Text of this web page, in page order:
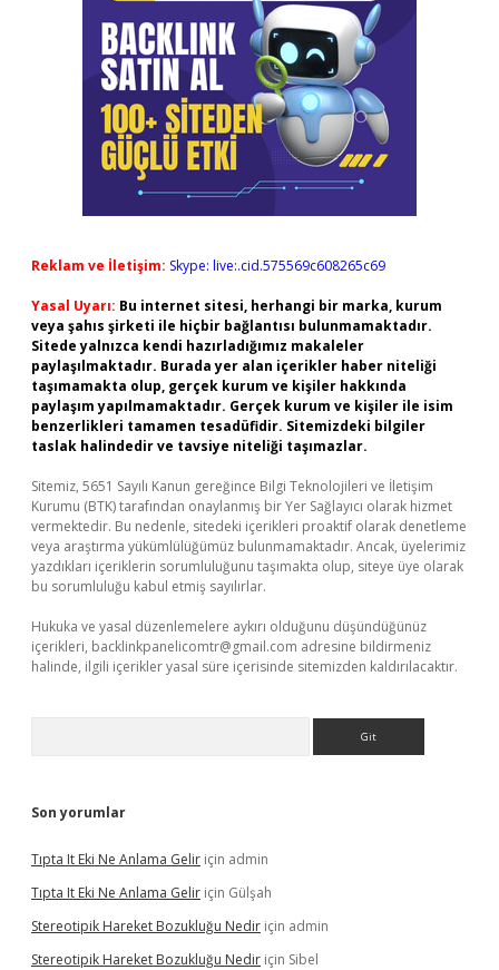
Reklam ve İletişim: Skype: live:.cid.575569c608265c69
Yasal Uyarı: Bu internet sitesi, herhangi bir marka, kurum
veya şahıs şirketi ile hiçbir bağlantısı bulunmamaktadır.
Sitede yalnızca kendi hazırladığımız makaleler
paylaşılmaktadır. Burada yer alan içerikler haber niteliği
taşımamakta olup, gerçek kurum ve kişiler hakkında
paylaşım yapılmamaktadır. Gerçek kurum ve kişiler ile isim
benzerlikleri tamamen tesadüfidir. Sitemizdeki bilgiler
taslak halindedir ve tavsiye niteliği taşımazlar.
Sitemiz, 5651 Sayılı Kanun gereğince Bilgi Teknolojileri ve İletişim
Kurumu (BTK) tarafından onaylanmış bir Yer Sağlayıcı olarak hizmet
vermektedir. Bu nedenle, sitedeki içerikleri proaktif olarak denetleme
veya araştırma yükümlülüğümüz bulunmamaktadır. Ancak, üyelerimiz
yazdıkları içeriklerin sorumluluğunu taşımakta olup, siteye üye olarak
bu sorumluluğu kabul etmiş sayılırlar.
Hukuka ve yasal düzenlemelere aykırı olduğunu düşündüğünüz
içerikleri, backlinkpanelicomtr@gmail.com adresine bildirmeniz
halinde, ilgili içerikler yasal süre içerisinde sitemizden kaldırılacaktır.
Son yorumlar
Tıpta It Eki Ne Anlama Gelir için admin
Tıpta It Eki Ne Anlama Gelir için Gülşah
Stereotipik Hareket Bozukluğu Nedir için admin
Stereotipik Hareket Bozukluğu Nedir için Sibel